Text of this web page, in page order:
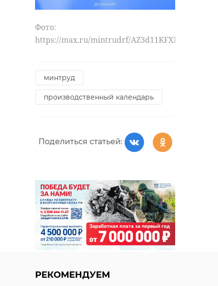
Фото:
https://max.ru/mintrudrf/AZ3d11KFXDY
минтруд
производственный календарь
Поделиться статьей:
РЕКОМЕНДУЕМ